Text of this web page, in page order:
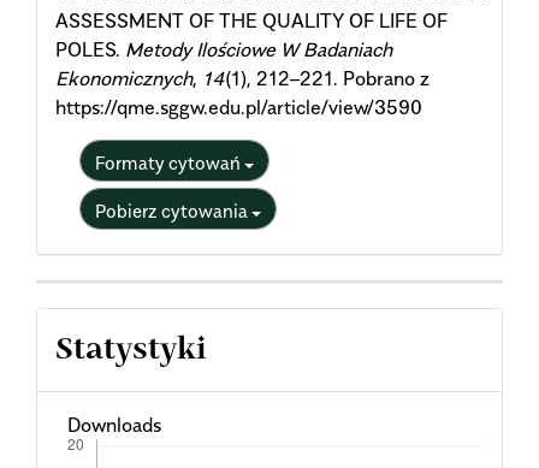
ASSESSMENT OF THE QUALITY OF LIFE OF
POLES. Metody Ilościowe W Badaniach
Ekonomicznych, 14(1), 212–221. Pobrano z
https://qme.sggw.edu.pl/article/view/3590
Formaty cytowań
Pobierz cytowania
Statystyki
Downloads